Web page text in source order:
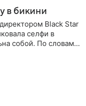
в бикини
Black Star
селфи в
собой. По словам